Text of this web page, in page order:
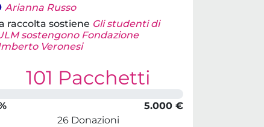
Arianna Russo
raccolta sostiene Gli studenti di
sostengono Fondazione
Veronesi
101 Pacchetti
5.000 €
26 Donazioni